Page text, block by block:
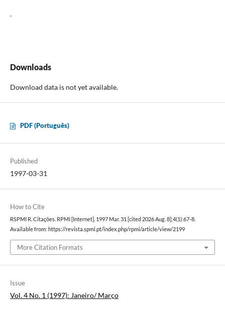
.
Downloads
Download data is not yet available.
PDF (Português)
Published
1997-03-31
How to Cite
RSPMI R. Citações. RPMI [Internet]. 1997 Mar. 31 [cited 2026 Aug. 8];4(1):67-8.
Available from: https://revista.spmi.pt/index.php/rpmi/article/view/2199
More Citation Formats
Issue
Vol. 4 No. 1 (1997): Janeiro/ Março